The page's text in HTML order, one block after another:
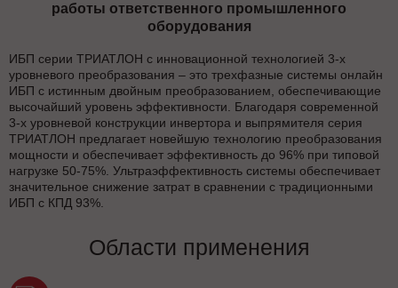
работы ответственного промышленного
оборудования
ИБП серии ТРИАТЛОН с инновационной технологией 3-х
уровневого преобразования – это трехфазные системы онлайн
ИБП с истинным двойным преобразованием, обеспечивающие
высочайший уровень эффективности. Благодаря современной
3-х уровневой конструкции инвертора и выпрямителя серия
ТРИАТЛОН предлагает новейшую технологию преобразования
мощности и обеспечивает эффективность до 96% при типовой
нагрузке 50-75%. Ультраэффективность системы обеспечивает
значительное снижение затрат в сравнении с традиционными
ИБП с КПД 93%.
Области применения